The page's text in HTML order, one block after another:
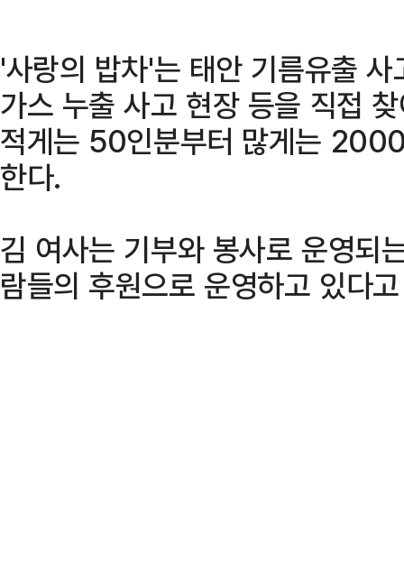
'사랑의 밥차'는 태안 기름유출
가스 누출 사고 현장 등을 직접
적게는 50인분부터 많게는
한다.
김 여사는 기부와 봉사로 운영되
람들의 후원으로 운영하고 있다